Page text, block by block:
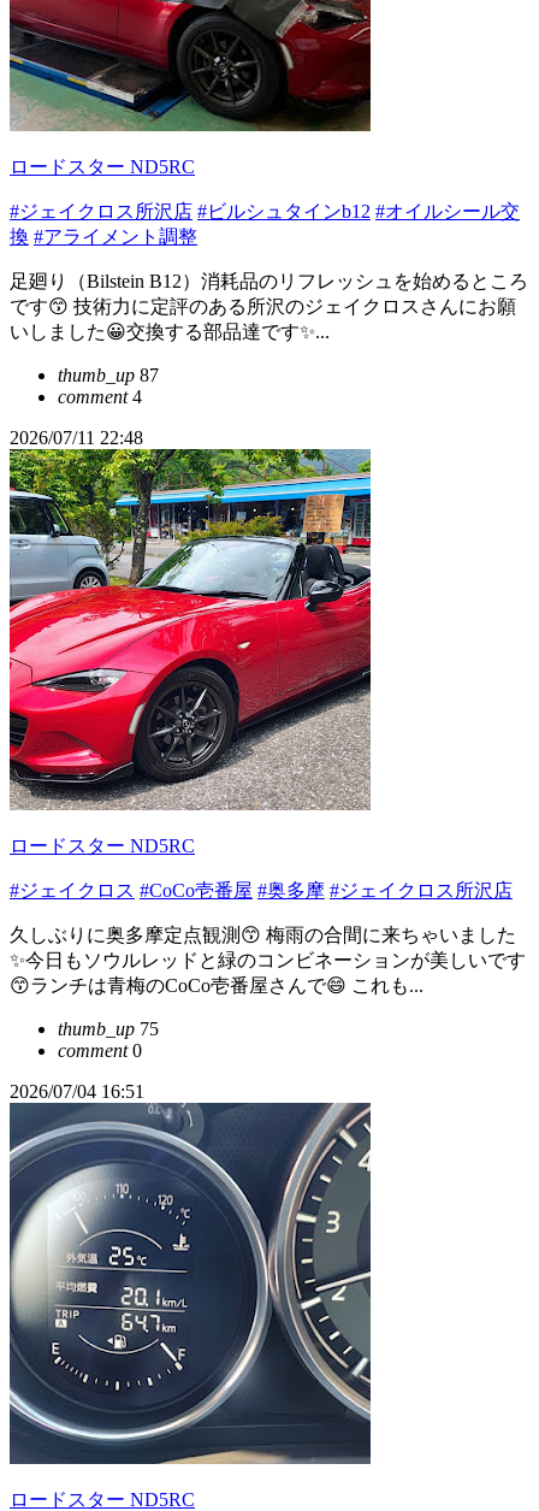
ロードスター ND5RC
#ジェイクロス所沢店 #ビルシュタインb12 #オイルシール交
換 #アライメント調整
足廻り（Bilstein B12）消耗品のリフレッシュを始めるところ
です😙 技術力に定評のある所沢のジェイクロスさんにお願
いしました😀交換する部品達です✨...
thumb_up 87
comment4
2026/07/11 22:48
ロードスター ND5RC
#ジェイクロス #CoCo壱番屋 #奥多摩 #ジェイクロス所沢店
久しぶりに奥多摩定点観測😙 梅雨の合間に来ちゃいました
✨今日もソウルレッドと緑のコンビネーションが美しいです
😙ランチは青梅のCoCo壱番屋さんで😄 これも...
thumb_up 75
comment0
2026/07/04 16:51
ロードスター ND5RC